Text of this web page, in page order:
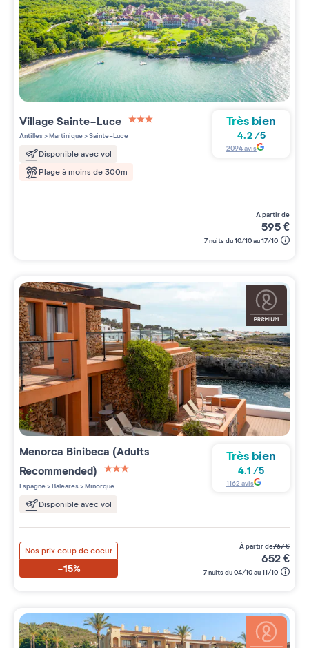
VillageSainte-Luce
3 étoiles sur 5
Antilles>Martinique>Sainte-Luce
Disponible avec vol
Plage à moins de 300m
Très bien
4.2/5
2094avis
à partir de
595€
7 nuits du 10/10 au 17/10
Menorca Binibeca (Adults
Recommended)
3 étoiles sur 5
Espagne>Baléares>Minorque
Disponible avec vol
Très bien
4.1 /5
1162 avis
Nos prix coup de coeur
-15%
à partir de767€
652€
7 nuits du 04/10 au 11/10